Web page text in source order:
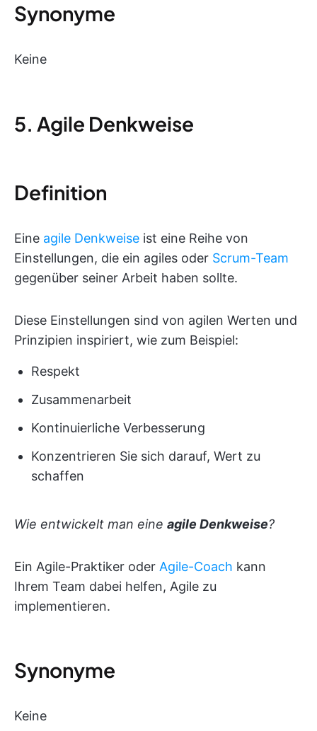
Synonyme
Keine
5. Agile Denkweise
Definition
Eine agile Denkweise ist eine Reihe von
Einstellungen, die ein agiles oder Scrum-Team
gegenüber seiner Arbeit haben sollte.
Diese Einstellungen sind von agilen Werten und
Prinzipien inspiriert, wie zum Beispiel:
Respekt
Zusammenarbeit
Kontinuierliche Verbesserung
Konzentrieren Sie sich darauf, Wert zu
schaffen
Wie entwickelt man eine agile Denkweise?
Ein Agile-Praktiker oder Agile-Coach kann
Ihrem Team dabei helfen, Agile zu
implementieren.
Synonyme
Keine